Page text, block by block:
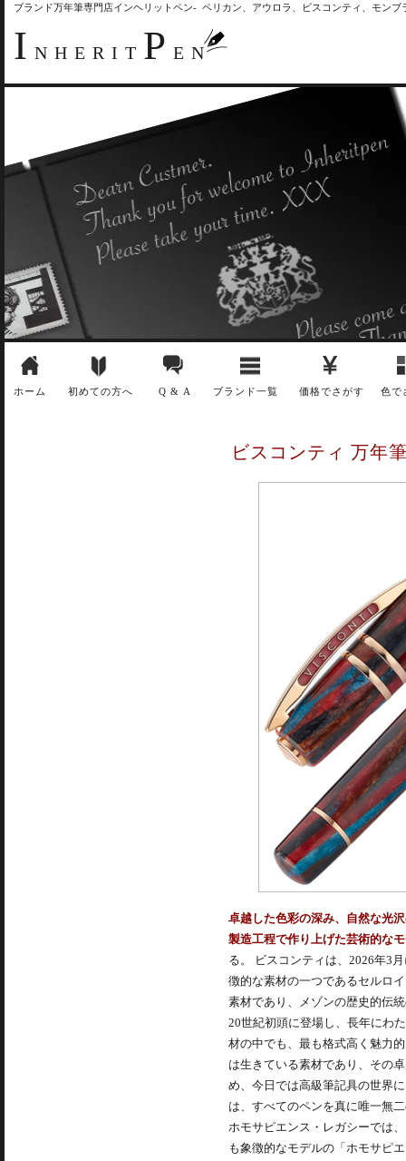
ブランド万年筆専門店インヘリットペン- ペリカン、アウロラ、ビスコンティ、モン
I NHERIT P EN
ホーム 初めての方へ Q & A ブランド一覧 価格でさがす 色で
ビスコンティ 万年
卓越した色彩の深み、自然な光
製造工程で作り上げた芸術的な
る。 ビスコンティは、2026年3
徴的な素材の一つであるセルロ
素材であり、メゾンの歴史的伝
20世紀初頭に登場し、長年にわ
材の中でも、最も格式高く魅力
は生きている素材であり、その
め、今日では高級筆記具の世界
は、すべてのペンを真に唯一無
ホモサピエンス・レガシーでは
も象徴的なモデルの「ホモサピ